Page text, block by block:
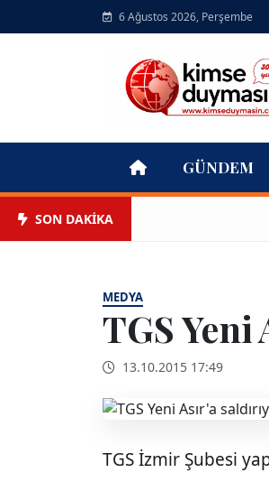
6 Ağustos 2026, Perşembe
GÜNDEM
SON DAKİKA
MEDYA
TGS Yeni
13.10.2015 17:49
TGS İzmir Şubesi